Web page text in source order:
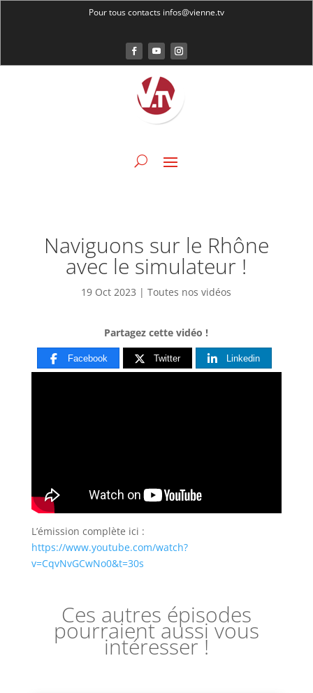
Pour tous contacts infos@vienne.tv
Naviguons sur le Rhône
avec le simulateur !
19 Oct 2023 |Toutes nos vidéos
Partagez cette vidéo !
Facebook Twitter Linkedin
L’émission complète ici :
https://www.youtube.com/watch?
v=CqvNvGCwNo0&t=30s
Ces autres épisodes
pourraient aussi vous
intéresser !